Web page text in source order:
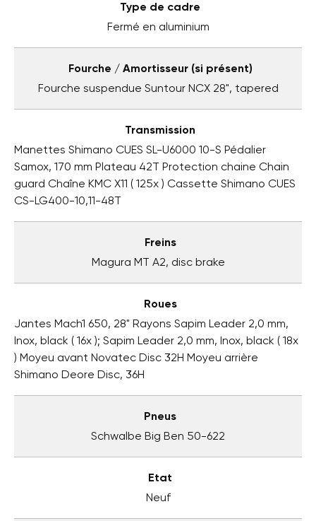
Type de cadre
Fermé en aluminium
Fourche / Amortisseur (si présent)
Fourche suspendue Suntour NCX 28", tapered
Transmission
Manettes Shimano CUES SL-U6000 10-S Pédalier
Samox, 170 mm Plateau 42T Protection chaine Chain
guard Chaîne KMC X11 ( 125x ) Cassette Shimano CUES
CS-LG400-10,11-48T
Freins
Magura MT A2, disc brake
Roues
Jantes Mach1 650, 28" Rayons Sapim Leader 2,0 mm,
Inox, black ( 16x ); Sapim Leader 2,0 mm, Inox, black ( 18x
) Moyeu avant Novatec Disc 32H Moyeu arrière
Shimano Deore Disc, 36H
Pneus
Schwalbe Big Ben 50-622
Etat
Neuf